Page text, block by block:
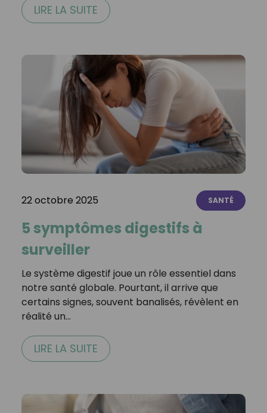
LIRE LA SUITE
22 octobre 2025 SANTÉ
5 symptômes digestifs à
surveiller
Le système digestif joue un rôle essentiel dans
notre santé globale. Pourtant, il arrive que
certains signes, souvent banalisés, révèlent en
réalité un…
LIRE LA SUITE